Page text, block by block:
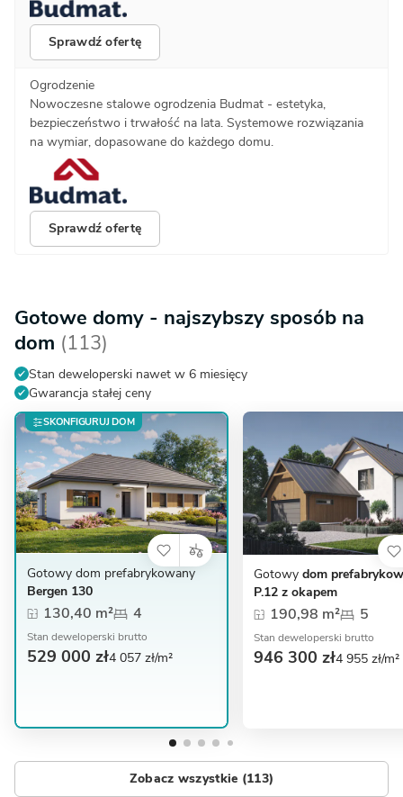
Sprawdź ofertę
Ogrodzenie
Nowoczesne stalowe ogrodzenia Budmat - estetyka,
bezpieczeństwo i trwałość na lata. Systemowe rozwiązania
na wymiar, dopasowane do każdego domu.
Sprawdź ofertę
Gotowe domy - najszybszy sposób na
dom (113)
Stan deweloperski nawet w 6 miesięcy
Gwarancja stałej ceny
SKONFIGURUJ DOM
Gotowy dom prefabrykowany
Bergen 130
130,40 m² 4
Stan deweloperski brutto
529 000 zł4 057 zł/m²
Gotowy dom
P.12 z okapem
190,98 m² 5
Stan deweloperski brutto
946 300 zł4 955 zł/m²
Zobacz wszystkie (113)